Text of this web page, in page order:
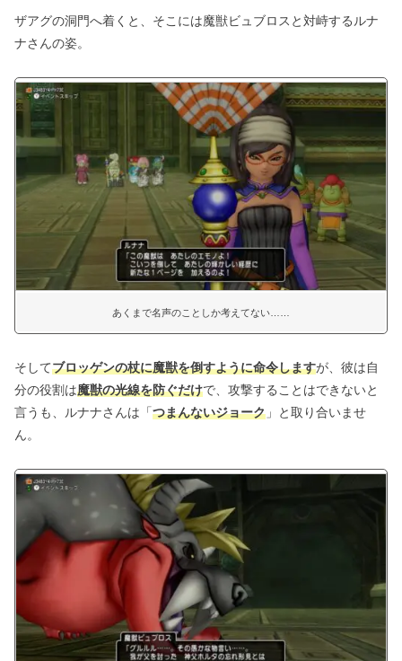
ザアグの洞門へ着くと、そこには魔獣ビュブロスと対峙するルナ
ナさんの姿。
あくまで名声のことしか考えてない……
そしてブロッゲンの杖に魔獣を倒すように命令しますが、彼は自
分の役割は魔獣の光線を防ぐだけで、攻撃することはできないと
言うも、ルナナさんは「つまんないジョーク 」と取り合いませ
ん。